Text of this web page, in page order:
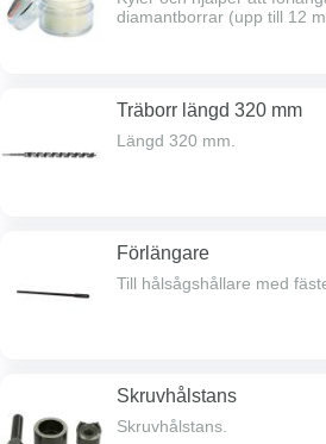
diamantborrar (upp till 12
Träborr längd 320 mm
Längd 320 mm.
Förlängare
Till hålsågshållare med
Skruvhålstans
Skruvhålstans.